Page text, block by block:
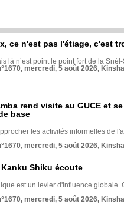
ce n'est pas l'étiage, c'est
là n’est point le point fort de la
mercredi, 5 août 2026,
rend visite au GUCE et
base
les activités informelles de
mercredi, 5 août 2026,
Shiku écoute
est un levier d'influence globale.
mercredi, 5 août 2026,